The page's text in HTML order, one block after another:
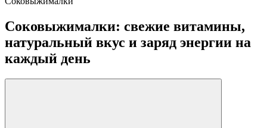
Соковыжималки: свежие витамины,
натуральный вкус и заряд энергии на
каждый день